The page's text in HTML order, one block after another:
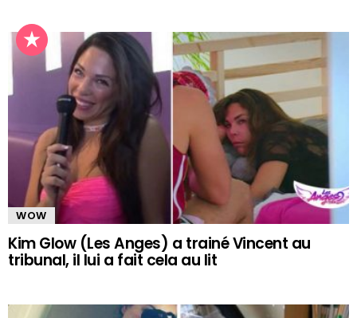
WOW
Kim Glow (Les Anges) a trainé Vincent au
tribunal, il lui a fait cela au lit